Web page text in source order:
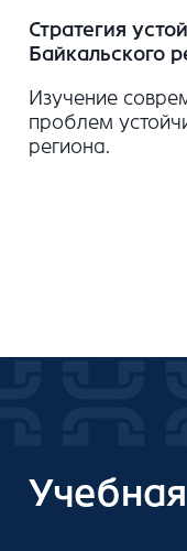
Стратегия
Байкальского
Изучение
проблем
региона.